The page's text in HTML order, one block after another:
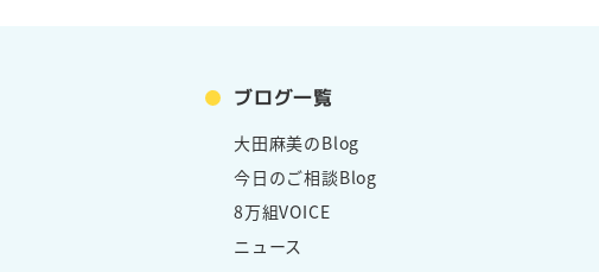
ブログ一覧
大田麻美のBlog
今日のご相談Blog
8万組VOICE
ニュース